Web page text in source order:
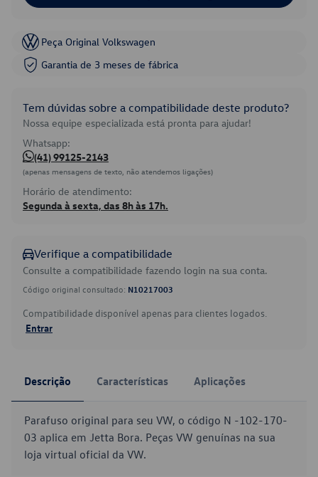
Peça Original Volkswagen
Garantia de 3 meses de fábrica
Tem dúvidas sobre a compatibilidade deste produto?
Nossa equipe especializada está pronta para ajudar!
Whatsapp:
(41) 99125-2143
(apenas mensagens de texto, não atendemos ligações)
Horário de atendimento:
Segunda à sexta, das 8h às 17h.
Verifique a compatibilidade
Consulte a compatibilidade fazendo login na sua conta.
Código original consultado: N10217003
Compatibilidade disponível apenas para clientes logados.
Entrar
Descrição Características Aplicações
Parafuso original para seu VW, o código N -102-170-
03 aplica em Jetta Bora. Peças VW genuínas na sua
loja virtual oficial da VW.